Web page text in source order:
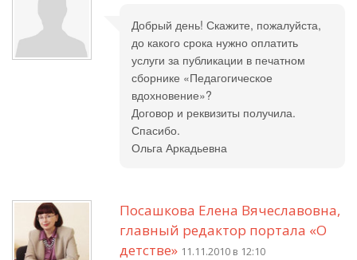
Добрый день! Скажите, пожалуйста,
до какого срока нужно оплатить
услуги за публикации в печатном
сборнике «Педагогическое
вдохновение»?
Договор и реквизиты получила.
Спасибо.
Ольга Аркадьевна
Посашкова Елена Вячеславовна,
главный редактор портала «О
детстве» 11.11.2010 в 12:10